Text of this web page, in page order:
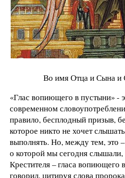
Во имя Отца и Сына и
«Глас вопиющего в пустыни» -
современном
правило, бесплодный призыв,
которое никто не хочет
выполнять. Но, между тем, это
о которой мы сегодня
Крестителя – гласа вопиющего
говорил, цитируя слова